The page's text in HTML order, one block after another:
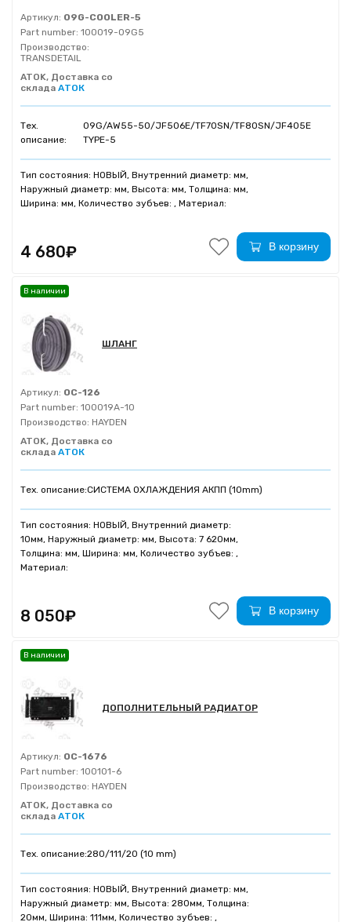
Артикул: 09G-COOLER-5
Part number: 100019-09G5
Производство:
TRANSDETAIL
ATOK, Доставка со
склада АТОК
Тех.
описание:
09G/AW55-50/JF506E/TF70SN/TF80SN/JF405E
TYPE-5
Тип состояния: НОВЫЙ, Внутренний диаметр: мм,
Наружный диаметр: мм, Высота: мм, Толщина: мм,
Ширина: мм, Количество зубъев: , Материал:
4 680₽ В корзину
ШЛАНГ
Артикул: OC-126
Part number: 100019A-10
Производство: HAYDEN
ATOK, Доставка со
склада АТОК
Тех. описание:СИСТЕМА ОХЛАЖДЕНИЯ АКПП (10mm)
Тип состояния: НОВЫЙ, Внутренний диаметр:
10мм, Наружный диаметр: мм, Высота: 7 620мм,
Толщина: мм, Ширина: мм, Количество зубъев: ,
Материал:
В наличии
8 050₽ В корзину
ДОПОЛНИТЕЛЬНЫЙ РАДИАТОР
Артикул: OC-1676
Part number: 100101-6
Производство: HAYDEN
ATOK, Доставка со
склада АТОК
Тех. описание:280/111/20 (10 mm)
Тип состояния: НОВЫЙ, Внутренний диаметр: мм,
Наружный диаметр: мм, Высота: 280мм, Толщина:
20мм, Ширина: 111мм, Количество зубъев: ,
В наличии